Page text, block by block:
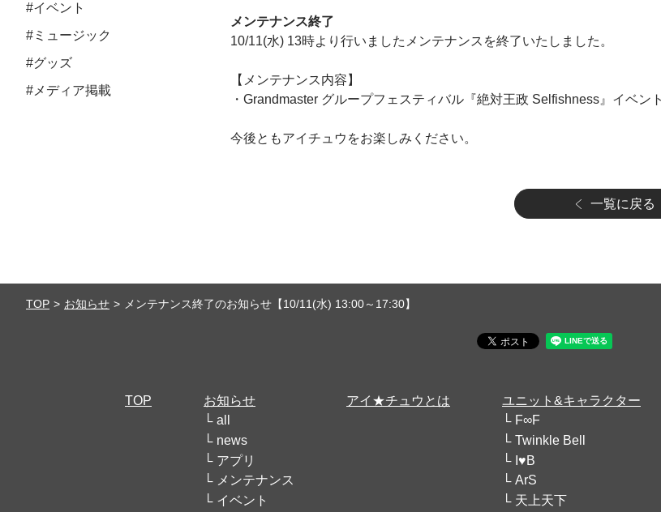
#イベント
#ミュージック
#グッズ
#メディア掲載
メンテナンス終了
10/11(水) 13時より行いましたメンテナンスを終了いたしました。
【メンテナンス内容】
・Grandmaster グループフェスティバル『絶対王政 Selfishness』イベン
今後ともアイチュウをお楽しみください。
一覧に戻る
TOP お知らせ メンテナンス終了のお知らせ【10/11(水) 13:00～17:30】
TOP
お知らせ
all
news
アプリ
メンテナンス
イベント
アイ★チュウとは
ユニット&キャラクター
F∞F
Twinkle Bell
I♥B
ArS
天上天下